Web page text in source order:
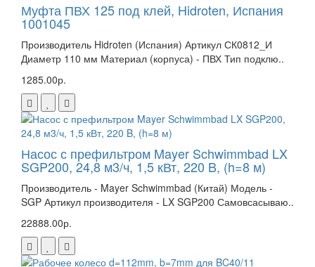
Муфта ПВХ 125 под клей, Hidroten, Испания
1001045
Производитель Hidroten (Испания) Артикул СК0812_И
Диаметр 110 мм Материал (корпуса) - ПВХ Тип подклю..
1285.00р.
Насос с префильтром Mayer Schwimmbad LX
SGP200, 24,8 м3/ч, 1,5 кВт, 220 B, (h=8 м)
Производитель - Mayer Schwimmbad (Китай) Модель -
SGP Артикул производителя - LX SGP200 Самовсасываю..
22888.00р.